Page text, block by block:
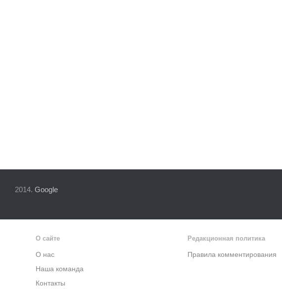
2014. Google
О сайте
О нас
Наша команда
Контакты
Редакционная политика
Правила комментирования